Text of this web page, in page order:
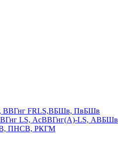
ВВГнг FRLS,ВБШв, ПвБШв
LS, АсВВГнг(А)-LS, АВБШв
ПНСВ, РКГМ